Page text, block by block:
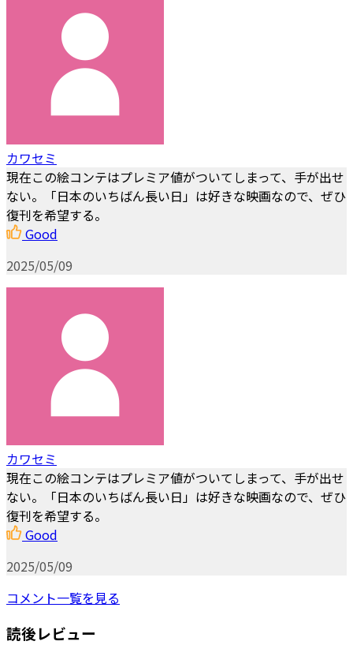
カワセミ
現在この絵コンテはプレミア値がついてしまって、手が出せ
ない。「日本のいちばん長い日」は好きな映画なので、ぜひ
復刊を希望する。
Good
2025/05/09
カワセミ
現在この絵コンテはプレミア値がついてしまって、手が出せ
ない。「日本のいちばん長い日」は好きな映画なので、ぜひ
復刊を希望する。
Good
2025/05/09
コメント一覧を見る
読後レビュー